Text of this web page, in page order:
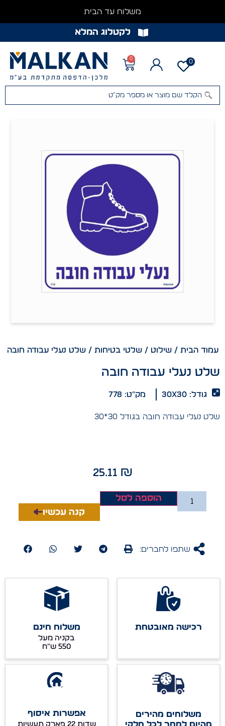
משלוח עד הבית
לקטלוג המלא
0
0
עמוד הבית/ שילוט/ שלטי בטיחות/ שלט נעלי עבודה חובה
שלט נעלי עבודה חובה
גודל: 30x30 מק"ט: 778
שלט נעלי עבודה חובה בגודל 30*30
25.11₪
הוספה לסל
קנה עכשיו
שתפו לחברים:
רכישה מאובטחת משלוח חינם
בקניה מעל
משלוחים מהירים
מהיום למחר לכל חלקי
אפשרות איסוף
שדות 22 פארק תעשיות